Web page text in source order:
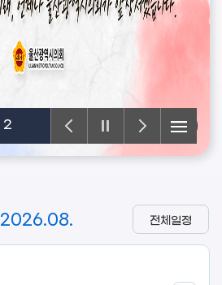
2
2026.08. 전체일정